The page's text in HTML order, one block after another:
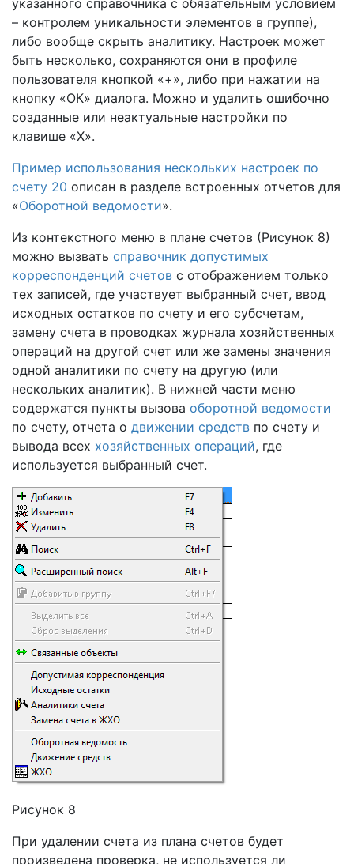
указанного справочника с обязательным условием
– контролем уникальности элементов в группе),
либо вообще скрыть аналитику. Настроек может
быть несколько, сохраняются они в профиле
пользователя кнопкой «+», либо при нажатии на
кнопку «ОК» диалога. Можно и удалить ошибочно
созданные или неактуальные настройки по
клавише «Х».
Пример использования нескольких настроек по
счету 20 описан в разделе встроенных отчетов для
«Оборотной ведомости».
Из контекстного меню в плане счетов (Рисунок 8)
можно вызвать справочник допустимых
корреспонденций счетов с отображением только
тех записей, где участвует выбранный счет, ввод
исходных остатков по счету и его субсчетам,
замену счета в проводках журнала хозяйственных
операций на другой счет или же замены значения
одной аналитики по счету на другую (или
нескольких аналитик). В нижней части меню
содержатся пункты вызова оборотной ведомости
по счету, отчета о движении средств по счету и
вывода всех хозяйственных операций, где
используется выбранный счет.
Рисунок 8
При удалении счета из плана счетов будет
произведена проверка, не используется ли